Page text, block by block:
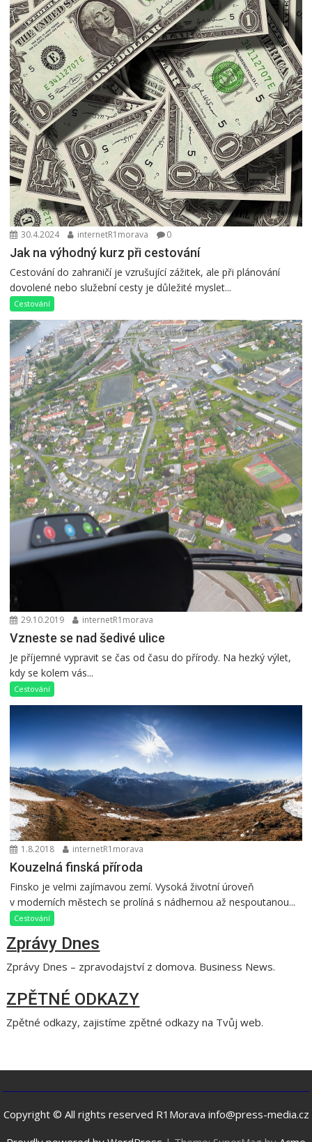
30.4.2024 internetR1morava 0
Jak na výhodný kurz při cestování
Cestování do zahraničí je vzrušující zážitek, ale při plánování
dovolené nebo služební cesty je důležité myslet...
Cestování
29.10.2019 internetR1morava
Vzneste se nad šedivé ulice
Je příjemné vypravit se čas od času do přírody. Na hezký výlet,
kdy se kolem vás...
Cestování
1.8.2018 internetR1morava
Kouzelná finská příroda
Finsko je velmi zajímavou zemí. Vysoká životní úroveň
v moderních městech se prolíná s nádhernou až nespoutanou...
Cestování
Zprávy Dnes
Zprávy Dnes – zpravodajství z domova. Business News.
ZPĚTNÉ ODKAZY
Zpětné odkazy, zajistíme zpětné odkazy na Tvůj web.
Copyright © All rights reserved R1Morava info@press-media.cz